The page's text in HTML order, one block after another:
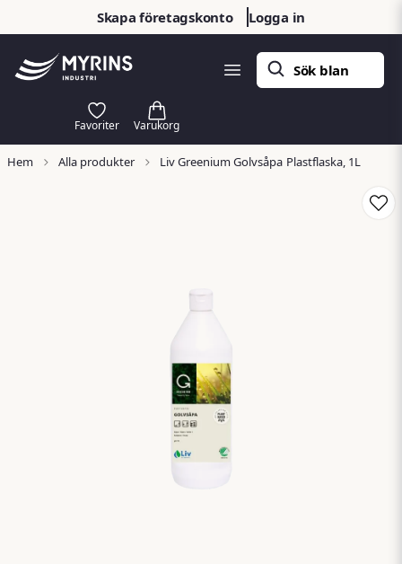
Skapa företagskonto Logga in
Hem Alla produkter Liv Greenium Golvsåpa Plastflaska, 1L